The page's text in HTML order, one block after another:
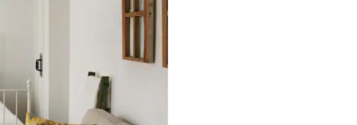
genom att trycka eller svepa.